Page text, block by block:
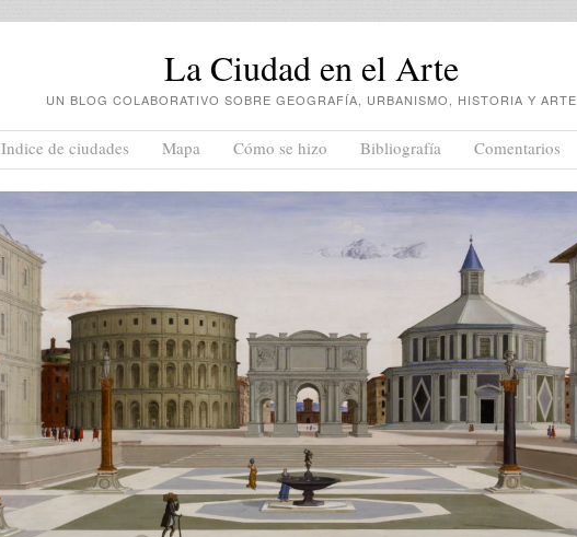
La Ciudad en el Arte
UN BLOG COLABORATIVO SOBRE GEOGRAFÍA, URBANISMO, HISTORIA Y ARTE
Indice de ciudades Mapa Cómo se hizo Bibliografía Comentarios